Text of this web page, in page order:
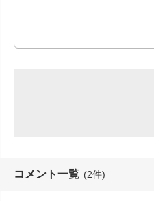
コメント一覧 (2件)